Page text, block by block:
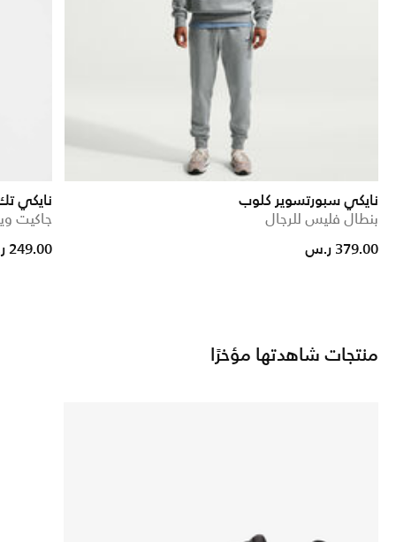
نايكي سبورتسوير كلوب
بنطال فليس للرجال
379.00 ر.س
نايكي
جاكيت
from
249.00 ر.س
منتجات شاهدتها مؤخرًا